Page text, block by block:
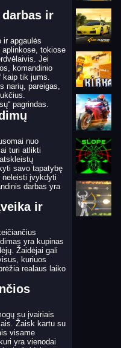
ir
ir apgaulės
tokiose
Jei
komandinio
kaip tik jums.
narių, pareigas,
pagrindas.
nuo
turi atlikti
savo tapatybę
neleisti įvykdyti
darbas yra
ir
yra kupinas
Žaidėjai gali
kuriuos
realaus laiko
su įvairiais
Žaisk kartu su
visame
yra vienodai